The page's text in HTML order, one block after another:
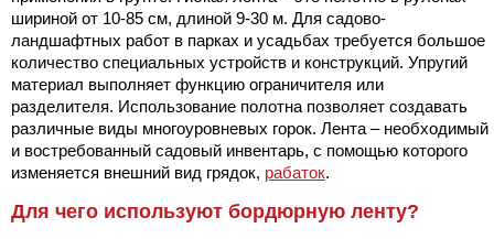
шириной от 10-85 см, длиной 9-30 м. Для садово-
ландшафтных работ в парках и усадьбах требуется большое
количество специальных устройств и конструкций. Упругий
материал выполняет функцию ограничителя или
разделителя. Использование полотна позволяет создавать
различные виды многоуровневых горок. Лента – необходимый
и востребованный садовый инвентарь, с помощью которого
изменяется внешний вид грядок, рабаток.
Для чего используют бордюрную ленту?